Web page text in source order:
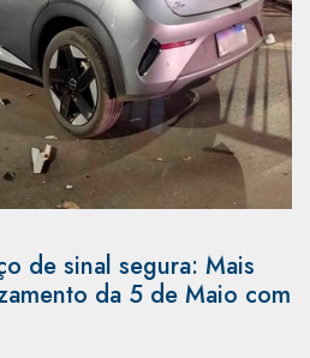
de sinal segura: Mais
da 5 de Maio com